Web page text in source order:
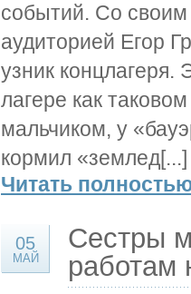
событий. Со своим
аудиторией Егор
узник концлагеря.
лагере как
мальчиком, у
кормил «землед[...]
Читать
05
МАЙ
Сестры
работам